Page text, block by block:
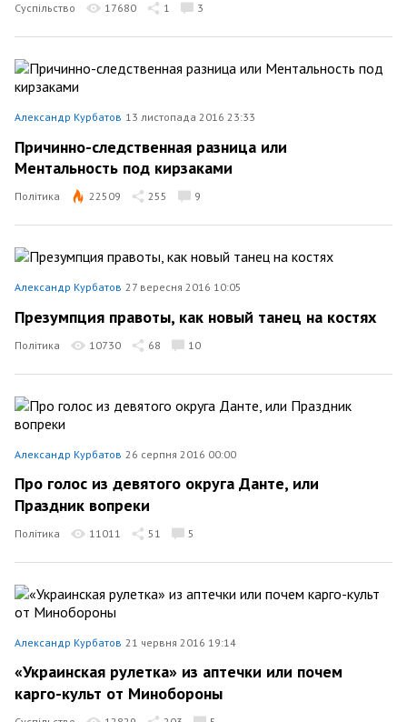
Суспільство 17680 1 3
Александр Курбатов 13 листопада 2016 23:33
Причинно-следственная разница или
Ментальность под кирзаками
Політика 22509 255 9
Александр Курбатов 27 вересня 2016 10:05
Презумпция правоты, как новый танец на костях
Політика 10730 68 10
Александр Курбатов 26 серпня 2016 00:00
Про голос из девятого округа Данте, или
Праздник вопреки
Політика 11011 51 5
Александр Курбатов 21 червня 2016 19:14
«Украинская рулетка» из аптечки или почем
карго-культ от Минобороны